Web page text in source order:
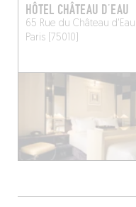
HÔTEL CHÂTEAU D’EAU
65 Rue du Château d'Eau
Paris (75010)